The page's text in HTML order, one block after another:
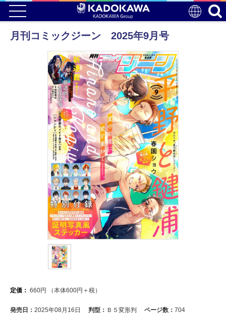
月刊コミックジーン 2025年9月号
定価： 660円 （本体600円＋税）
発売日： 2025年08月16日 判型： Ｂ５変形判 ページ数： 704